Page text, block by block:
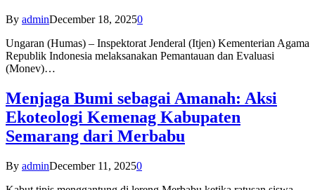
By adminDecember 18, 20250
Ungaran (Humas) – Inspektorat Jenderal (Itjen) Kementerian Agama
Republik Indonesia melaksanakan Pemantauan dan Evaluasi
(Monev)…
Menjaga Bumi sebagai Amanah: Aksi
Ekoteologi Kemenag Kabupaten
Semarang dari Merbabu
By adminDecember 11, 20250